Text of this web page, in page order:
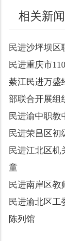
相关新闻
民进沙坪坝区
民进重庆市
綦江民进万盛
部联合开展组
民进渝中职教
民进荣昌区初
民进江北区机
童
民进南岸区教
民进渝北区工
陈列馆